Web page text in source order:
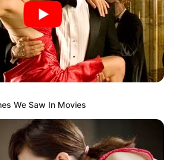
Even After 60!
We Saw In Movies